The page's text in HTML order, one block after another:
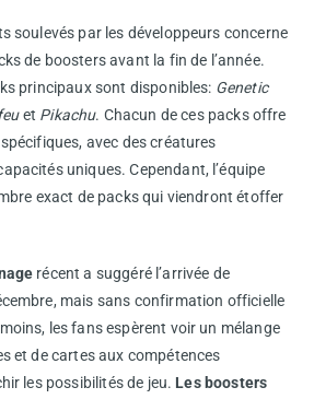
soulevés par les développeurs concerne
de boosters avant la fin de l’année.
principaux sont disponibles: Genetic
et Pikachu. Chacun de ces packs offre
avec des créatures
uniques. Cependant, l’équipe
exact de packs qui viendront étoffer
récent a suggéré l’arrivée de
mais sans confirmation officielle
les fans espèrent voir un mélange
et de cartes aux compétences
les possibilités de jeu. Les boosters